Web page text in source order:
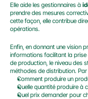
Elle aide les gestionnaires à
prendre des mesures
cette façon, elle contribue
opérations.
Enfin, en donnant une vision
informations facilitant la prise
de production, le niveau des
méthodes de distribution. Par
Comment produire un
Quelle quantité produire à
Quel prix demander pour